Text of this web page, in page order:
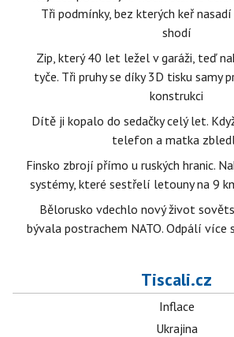
Tři podmínky, bez kterých keř
shodí
Zip, který 40 let ležel v garáži, teď
tyče. Tři pruhy se díky 3D tisku samy
konstrukci
Dítě ji kopalo do sedačky celý let.
telefon a matka
Finsko zbrojí přímo u ruských hranic.
systémy, které sestřelí letouny na 9
Bělorusko vdechlo nový život
bývala postrachem NATO. Odpálí více
Tiscali.cz
Inflace
Ukrajina